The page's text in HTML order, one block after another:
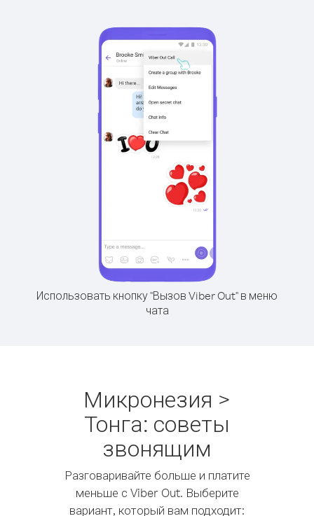
Использовать кнопку "Вызов Viber Out" в меню
чата
Микронезия >
Тонга: советы
звонящим
Разговаривайте больше и платите
меньше с Viber Out. Выберите
вариант, который вам подходит: